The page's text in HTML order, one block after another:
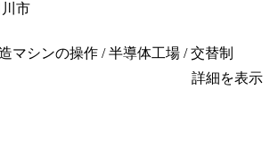
市
マシンの操作 / 半導体工場 / 交替制
詳細を表示